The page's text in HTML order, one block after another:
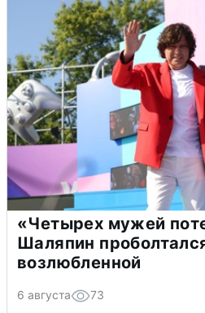
«Четырех мужей
Шаляпин
возлюбленной
6 августа 73